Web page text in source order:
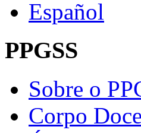
PPGSS
Sobre o
Corpo